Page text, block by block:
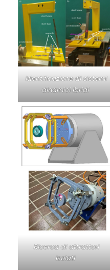
Identificazione di sistemi
dinamici ibridi
Ricerca di attrattori
isolati